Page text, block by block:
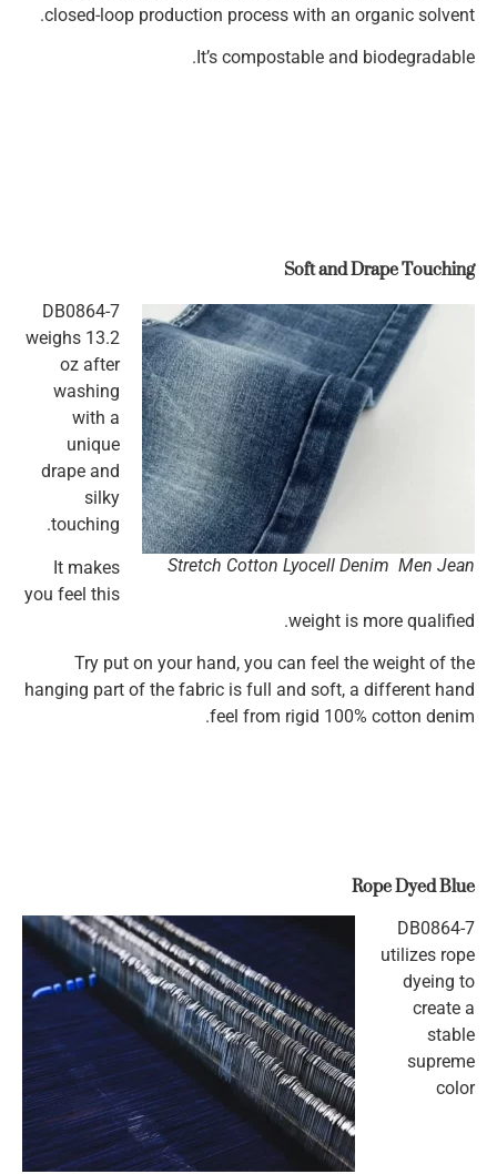
closed-loop production process with an organic solvent.
It’s compostable and biodegradable.
Soft and Drape Touching
Stretch Cotton Lyocell Denim Men Jean
DB0864-7
weighs 13.2
oz after
washing
with a
unique
drape and
silky
touching.
It makes
you feel this
weight is more qualified.
Try put on your hand, you can feel the weight of the
hanging part of the fabric is full and soft, a different hand
feel from rigid 100% cotton denim.
Rope Dyed Blue
DB0864-7
utilizes rope
dyeing to
create a
stable
supreme
color